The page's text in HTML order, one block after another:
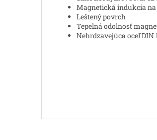
Magnetická indukcia na
Leštený povrch
Tepelná odolnosť
Nehrdzavejúca oceľ DIN